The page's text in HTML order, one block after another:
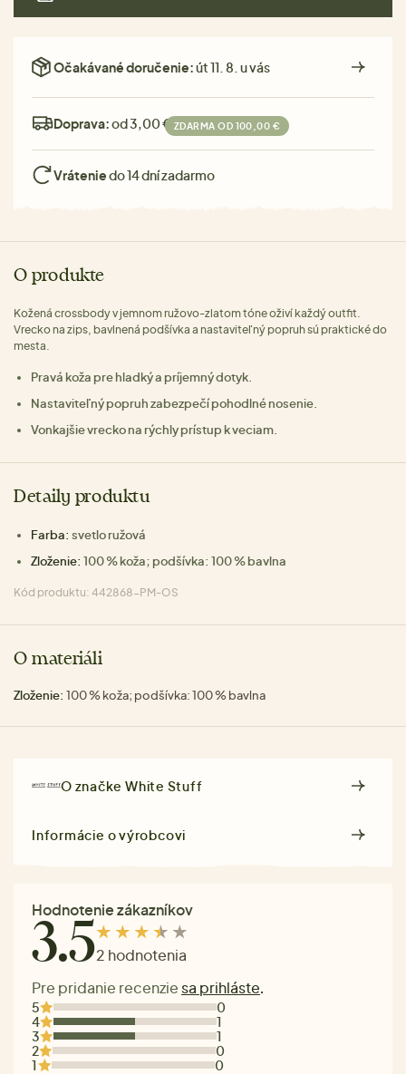
Očakávané doručenie:út 11. 8. u vás
Doprava:od 3,00 € ZDARMA OD 100,00 €
Vráteniedo 14 dní zadarmo
O produkte
Kožená crossbody v jemnom ružovo-zlatom tóne oživí každý outfit.
Vrecko na zips, bavlnená podšívka a nastaviteľný popruh sú praktické do
mesta.
Pravá koža pre hladký a príjemný dotyk.
Nastaviteľný popruh zabezpečí pohodlné nosenie.
Vonkajšie vrecko na rýchly prístup k veciam.
Detaily produktu
Farba: svetlo ružová
Zloženie: 100 % koža; podšívka: 100 % bavlna
Kód produktu: 442868-PM-OS
O materiáli
Zloženie: 100 % koža; podšívka: 100 % bavlna
O značkeWhite Stuff
Informácie o výrobcovi
Hodnotenie zákazníkov
3.52 hodnotenia
Pre pridanie recenzie sa prihláste.
5
0
4
1
3
1
2
0
1
0